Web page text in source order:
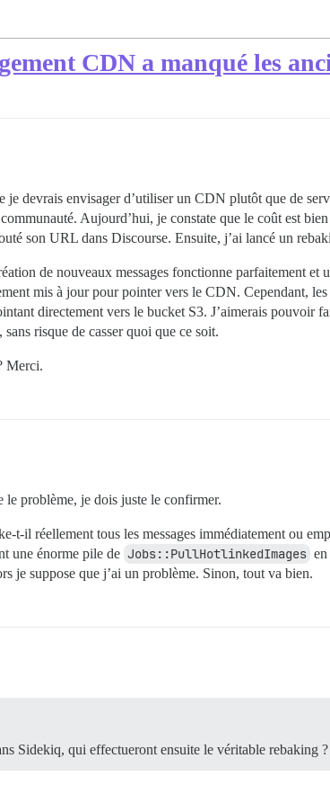
CDN a manqué les
je devrais envisager d’utiliser un CDN plutôt que de
Aujourd’hui, je constate que le coût est
son URL dans Discourse. Ensuite, j’ai lancé un
de nouveaux messages fonctionne parfaitement
mis à jour pour pointer vers le CDN. Cependant,
directement vers le bucket S3. J’aimerais pouvoir
risque de casser quoi que ce soit.
Merci.
le problème, je dois juste le confirmer.
t-il réellement tous les messages immédiatement ou
une énorme pile de Jobs::PullHotlinkedImages en
je suppose que j’ai un problème. Sinon, tout va bien.
Sidekiq, qui effectueront ensuite le véritable rebaking ?